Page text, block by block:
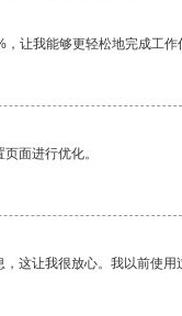
让我能够更轻松地完成工作
面进行优化。
这让我很放心。我以前使